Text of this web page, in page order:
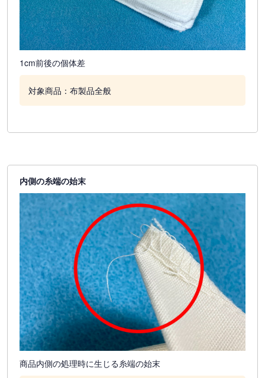
1cm前後の個体差
対象商品：布製品全般
内側の糸端の始末
商品内側の処理時に生じる糸端の始末